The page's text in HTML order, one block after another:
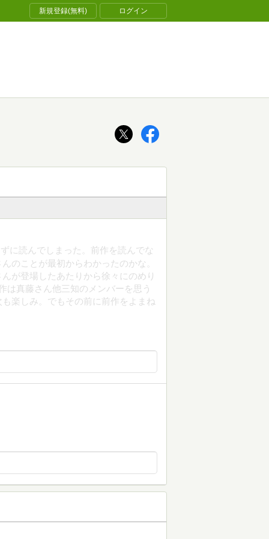
新規登録(無料) ログイン
に読んでしまった。前作を読んでな
のことが最初からわかったのかな。
が登場したあたりから徐々にのめり
は真藤さん他三知のメンバーを思う
楽しみ。でもその前に前作をよまね